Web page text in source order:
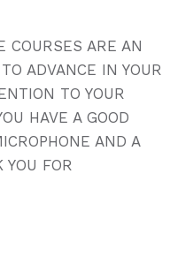
COURSES ARE AN
ADVANCE IN YOUR
TO YOUR
HAVE A GOOD
AND A
FOR